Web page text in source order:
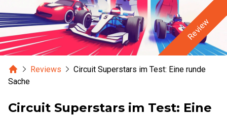
Review
HomeReviews
Circuit Superstars im Test: Eine runde
Sache
Circuit Superstars im Test: Eine